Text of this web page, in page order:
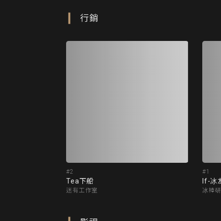
行銷
#2
Tea下船
迷有工作室
#1
If-冰
冰棒